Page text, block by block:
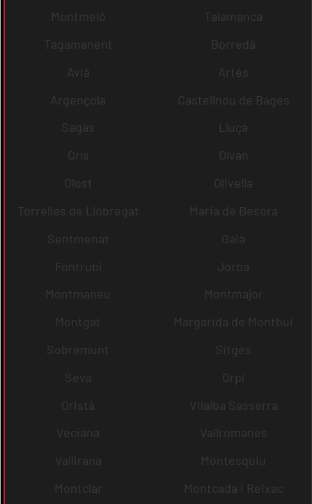
Montmeló
Talamanca
Tagamanent
Borredà
Avià
Artés
Argençola
Castellnou de Bages
Sagàs
Lluçà
Orís
Olvan
Olost
Olivella
Torrelles de Llobregat
Maria de Besora
Sentmenat
Gaià
Fontrubí
Jorba
Montmaneu
Montmajor
Montgat
Margarida de Montbui
Sobremunt
Sitges
Seva
Orpí
Oristà
Vilalba Sasserra
Veciana
Vallromanes
Vallirana
Montesquiu
Montclar
Montcada i Reixac